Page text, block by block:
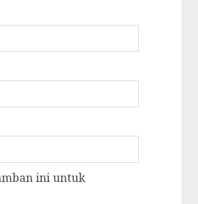
ini untuk